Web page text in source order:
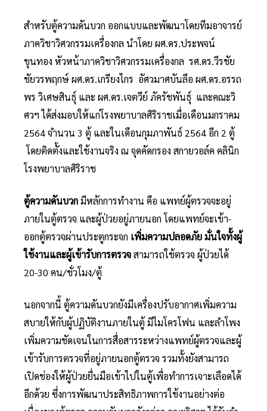
สำหรับตู้ความดันบวก ออกแบบและพัฒนาโดยทีมอาจารย์
ภาควิชาวิศวกรรมเครื่องกล นำโดย ผศ.ดร.ประพจน์
ขุนทอง หัวหน้าภาควิชาวิศวกรรมเครื่องกล รศ.ดร.วีรชัย
ชัยวรพฤกษ์ ผศ.ดร.เกรียงไกร อัศวมาศบันลือ ผศ.ดร.อรรถ
พร วิเศษสินธุ์ และ ผศ.ดร.เจตวีย์ ภัครัชพันธุ์ และคณะวิ
ศวฯ ได้ส่งมอบให้แก่โรงพยาบาลศิริราชเมื่อเดือนมกราคม
2564 จำนวน 3 ตู้ และในเดือนกุมภาพันธ์ 2564 อีก 2 ตู้
โดยติดตั้งและใช้งานจริง ณ จุดคัดกรอง สกายวอล์ค คลินิก
โรงพยาบาลศิริราช
ตู้ความดันบวกมีหลักการทำงาน คือ แพทย์ผู้ตรวจจะอยู่
ภายในตู้ตรวจ และผู้ป่วยอยู่ภายนอก โดยแพทย์จะเข้า-
ออกตู้ตรวจผ่านประตูกระจก เพิ่มความปลอดภัย มั่นใจทั้งผู้
ใช้งานและผู้เข้ารับการตรวจสามารถใช้ตรวจ ผู้ป่วยได้
20-30 คน/ชั่วโมง/ตู้
นอกจากนี้ ตู้ความดันบวกยังมีเครื่องปรับอากาศเพิ่มความ
สบายให้กับผู้ปฏิบัติงานภายในตู้ มีไมโครโฟน และลำโพง
เพิ่มความชัดเจนในการสื่อสารระหว่างแพทย์ผู้ตรวจและผู้
เข้ารับการตรวจที่อยู่ภายนอกตู้ตรวจ รวมทั้งยังสามารถ
เปิดช่องให้ผู้ป่วยยื่นมือเข้าไปในตู้เพื่อทำการเจาะเลือดได้
อีกด้วย ซึ่งการพัฒนาประสิทธิภาพการใช้งานอย่างต่อ